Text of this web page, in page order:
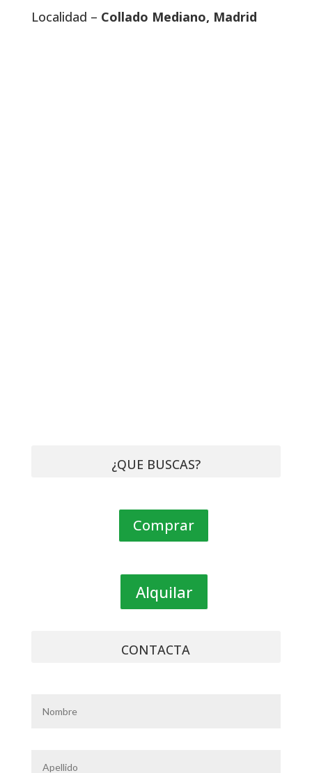
Localidad – Collado Mediano, Madrid
¿QUE BUSCAS?
Comprar
Alquilar
CONTACTA